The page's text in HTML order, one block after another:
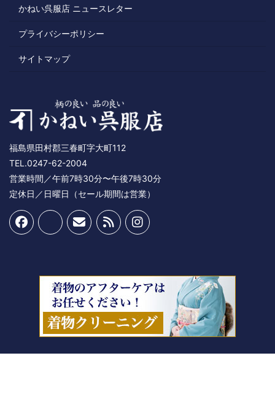
かねい呉服店 ニュースレター
プライバシーポリシー
サイトマップ
福島県田村郡三春町字大町112
TEL.0247-62-2004
営業時間／午前7時30分〜午後7時30分
定休日／日曜日（セール期間は営業）